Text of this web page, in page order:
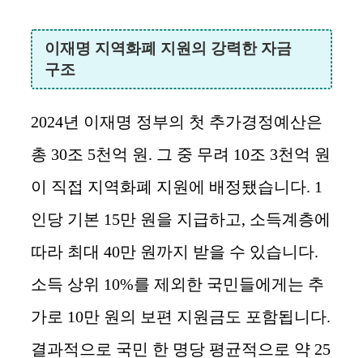
이재명 지역화폐 지원의 강력한 자금
구조
2024년 이재명 정부의 첫 추가경정예산은
총 30조 5천억 원. 그 중 무려 10조 3천억 원
이 직접 지역화폐 지원에 배정됐습니다. 1
인당 기본 15만 원을 지급하고, 소득계층에
따라 최대 40만 원까지 받을 수 있습니다.
소득 상위 10%를 제외한 국민들에게는 추
가로 10만 원의 보편 지원금도 포함됩니다.
결과적으로 국민 한 명당 평균적으로 약 25